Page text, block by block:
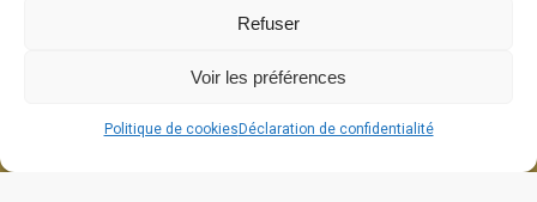
Refuser
Voir les préférences
Politique de cookies Déclaration de confidentialité